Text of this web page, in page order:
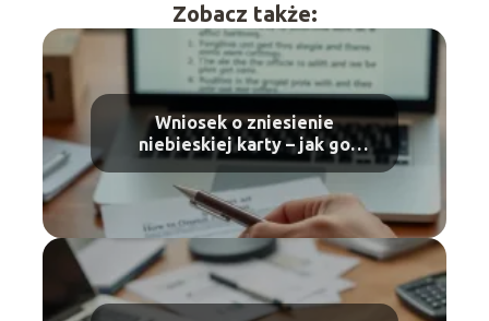
Zobacz także:
Wniosek o zniesienie
niebieskiej karty – jak go
złożyć?